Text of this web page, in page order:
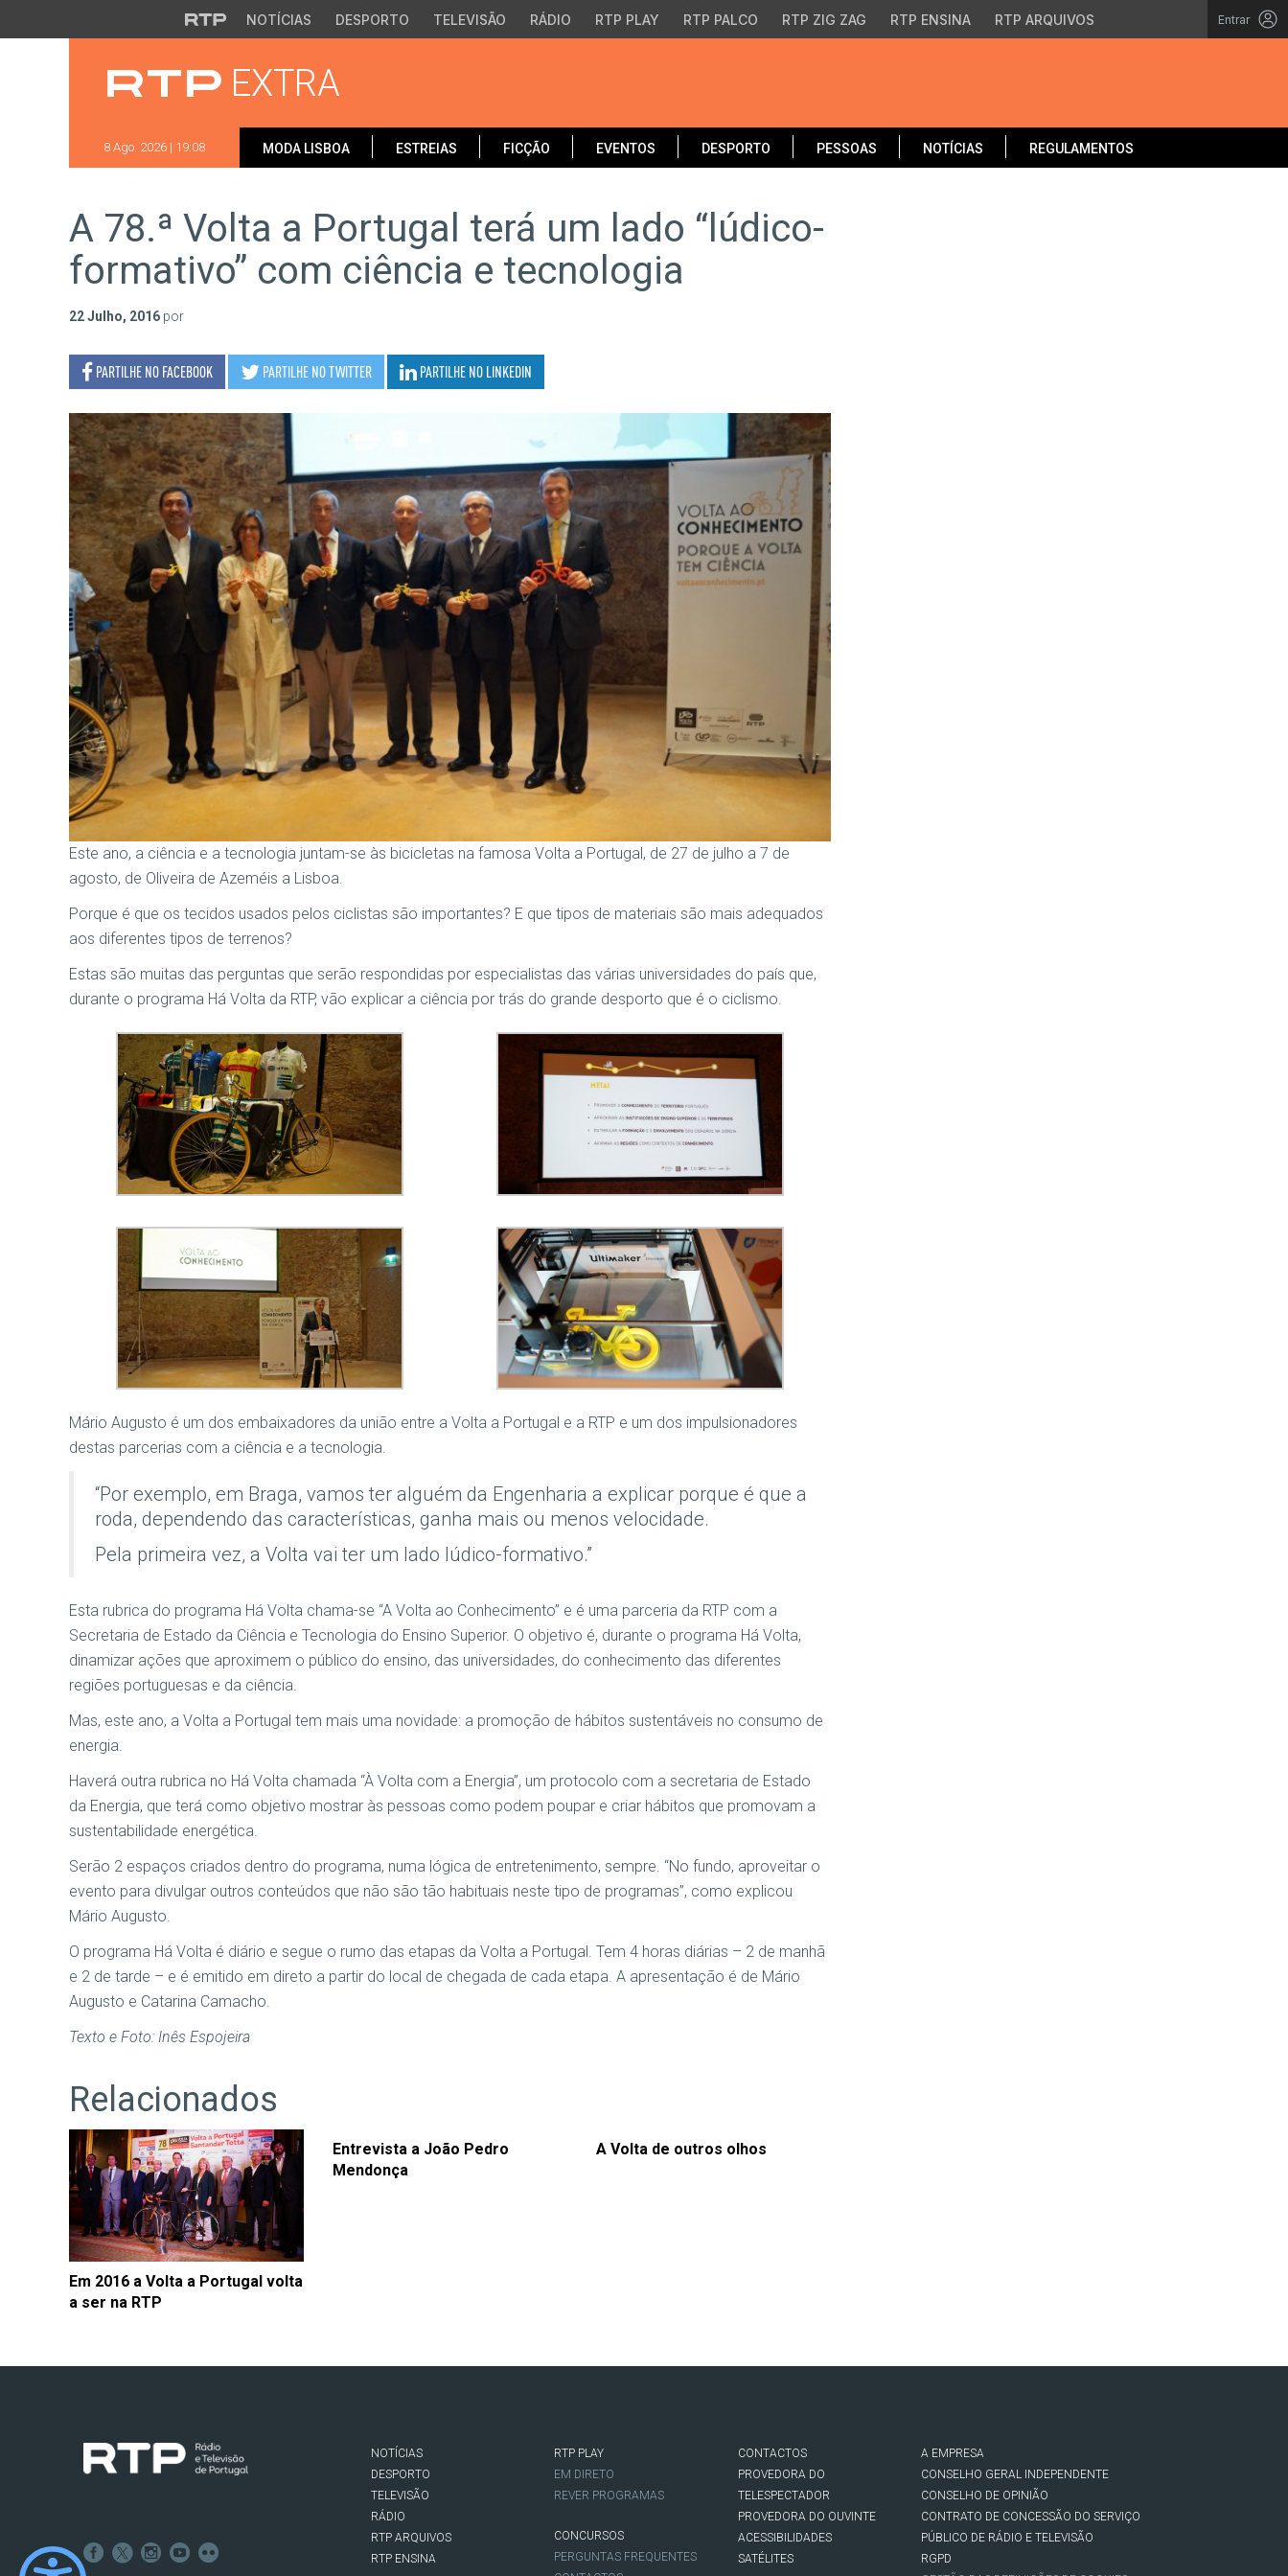
Saltar para o conteúdo principal
NOTÍCIAS DESPORTO TELEVISÃO RÁDIO RTP PLAY RTP PALCO RTP ZIG ZAG RTP ENSINA RTP ARQUIVOS Entrar
EXTRA
8 Ago. 2026 | 19:08 MODA LISBOA ESTREIAS FICÇÃO EVENTOS DESPORTO PESSOAS NOTÍCIAS REGULAMENTOS
A 78.ª Volta a Portugal terá um lado “lúdico-
formativo” com ciência e tecnologia
22 Julho, 2016 por
PARTILHE NO FACEBOOK PARTILHE NOTWITTER PARTILHE NO LINKEDIN
Este ano, a ciência e a tecnologia juntam-se às bicicletas na famosa Volta a Portugal, de 27 de julho a 7 de
agosto, de Oliveira de Azeméis a Lisboa.
Porque é que os tecidos usados pelos ciclistas são importantes? E que tipos de materiais são mais adequados
aos diferentes tipos de terrenos?
Estas são muitas das perguntas que serão respondidas por especialistas das várias universidades do país que,
durante o programa Há Volta da RTP, vão explicar a ciência por trás do grande desporto que é o ciclismo.
Mário Augusto é um dos embaixadores da união entre a Volta a Portugal e a RTP e um dos impulsionadores
destas parcerias com a ciência e a tecnologia.
“Por exemplo, em Braga, vamos ter alguém da Engenharia a explicar porque é que a
roda, dependendo das características, ganha mais ou menos velocidade.
Pela primeira vez, a Volta vai ter um lado lúdico-formativo.”
Esta rubrica do programa Há Volta chama-se “A Volta ao Conhecimento” e é uma parceria da RTP com a
Secretaria de Estado da Ciência e Tecnologia do Ensino Superior. O objetivo é, durante o programa Há Volta,
dinamizar ações que aproximem o público do ensino, das universidades, do conhecimento das diferentes
regiões portuguesas e da ciência.
Mas, este ano, a Volta a Portugal tem mais uma novidade: a promoção de hábitos sustentáveis no consumo de
energia.
Haverá outra rubrica no Há Volta chamada “À Volta com a Energia”, um protocolo com a secretaria de Estado
da Energia, que terá como objetivo mostrar às pessoas como podem poupar e criar hábitos que promovam a
sustentabilidade energética.
Serão 2 espaços criados dentro do programa, numa lógica de entretenimento, sempre. “No fundo, aproveitar o
evento para divulgar outros conteúdos que não são tão habituais neste tipo de programas”, como explicou
Mário Augusto.
O programa Há Volta é diário e segue o rumo das etapas da Volta a Portugal. Tem 4 horas diárias – 2 de manhã
e 2 de tarde – e é emitido em direto a partir do local de chegada de cada etapa. A apresentação é de Mário
Augusto e Catarina Camacho.
Texto e Foto: Inês Espojeira
Relacionados
Em 2016 a Volta a Portugal volta
a ser na RTP
Entrevista a João Pedro
Mendonça
A Volta de outros olhos
NOTÍCIAS
DESPORTO
TELEVISÃO
RÁDIO
RTP ARQUIVOS
RTP ENSINA
RTP PLAY
EM DIRETO
REVER PROGRAMAS
CONCURSOS
PERGUNTAS FREQUENTES
CONTACTOS
PROVEDORA DO
TELESPECTADOR
PROVEDORA DO OUVINTE
ACESSIBILIDADES
SATÉLITES
A EMPRESA
CONSELHO GERAL INDEPENDENTE
CONSELHO DE OPINIÃO
CONTRATO DE CONCESSÃO DO SERVIÇO
PÚBLICO DE RÁDIO E TELEVISÃO
RGPD